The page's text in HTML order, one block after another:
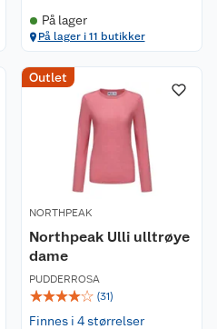
På lager
På lager i 11 butikker
Outlet
NORTHPEAK
Northpeak Ulli ulltrøye
dame
PUDDERROSA
☆☆☆☆☆ (31)
Finnes i 4 størrelser